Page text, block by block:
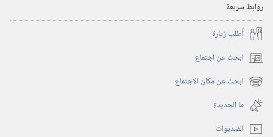
روابط سريعة
أُطلب زيارة
ابحث عن اجتماع (يفتح
نافذة ابحث عن مكان الاجتماع (يفتح
نافذة
جديدة)
ما الجديد؟‏
الفيديوات